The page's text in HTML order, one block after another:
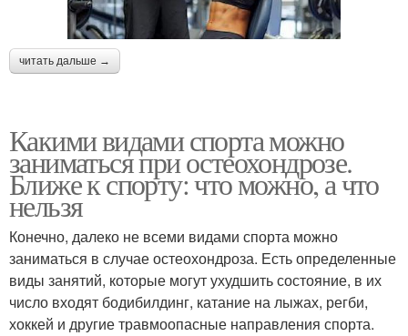
читать дальше →
Какими видами спорта можно
заниматься при остеохондрозе.
Ближе к спорту: что можно, а что
нельзя
Конечно, далеко не всеми видами спорта можно
заниматься в случае остеохондроза. Есть определенные
виды занятий, которые могут ухудшить состояние, в их
число входят бодибилдинг, катание на лыжах, регби,
хоккей и другие травмоопасные направления спорта.